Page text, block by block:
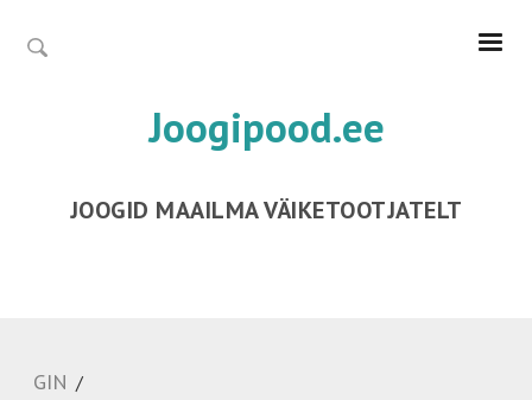
Joogipood.ee
JOOGID MAAILMA VÄIKETOOTJATELT
GIN /